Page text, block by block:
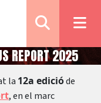
REPORT 2025
la 12a edicióde
, en el marc